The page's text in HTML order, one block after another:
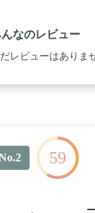
ル×1・サブポール
なのレビュー
レビューはありま
59